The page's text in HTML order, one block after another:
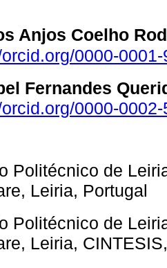
Anjos Coelho
0000-
Fernandes
0000-
Politécnico de
Leiria, Portugal
Politécnico de
Leiria,